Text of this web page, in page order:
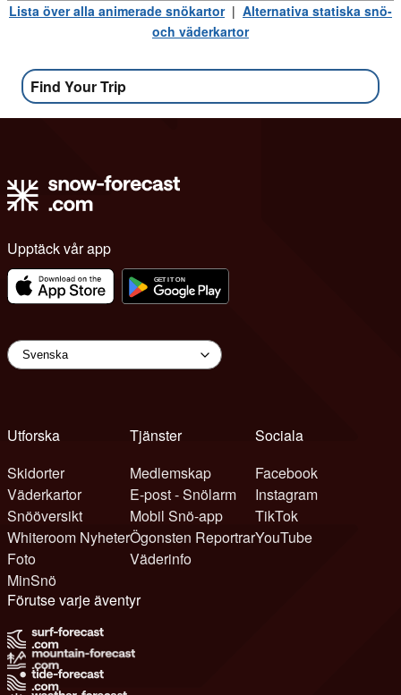
Lista över alla animerade snökartor| Alternativa statiska snö-
och väderkartor
Find Your Trip
Upptäck vår app
Utforska
Skidorter
Väderkartor
Snööversikt
Whiteroom Nyheter
Foto
MinSnö
Tjänster
Medlemskap
E-post - Snölarm
Mobil Snö-app
Ögonsten Reportrar
Väderinfo
Sociala
Facebook
Instagram
TikTok
YouTube
Förutse varje äventyr